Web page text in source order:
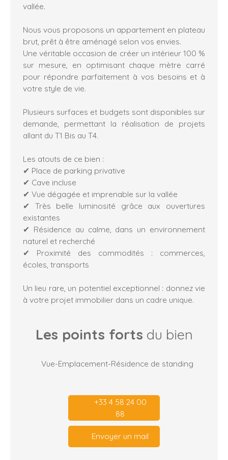
vallée.
Nous vous proposons un appartement en plateau
brut, prêt à être aménagé selon vos envies.
Une véritable occasion de créer un intérieur 100 %
sur mesure, en optimisant chaque mètre carré
pour répondre parfaitement à vos besoins et à
votre style de vie.
Plusieurs surfaces et budgets sont disponibles sur
demande, permettant la réalisation de projets
allant du T1 Bis au T4.
Les atouts de ce bien :
✔ Place de parking privative
✔ Cave incluse
✔ Vue dégagée et imprenable sur la vallée
✔ Très belle luminosité grâce aux ouvertures
existantes
✔ Résidence au calme, dans un environnement
naturel et recherché
✔ Proximité des commodités : commerces,
écoles, transports
Un lieu rare, un potentiel exceptionnel : donnez vie
à votre projet immobilier dans un cadre unique.
Les points forts du bien
Vue-Emplacement-Résidence de standing
+33 4 58 24 00
88
Envoyer un mail